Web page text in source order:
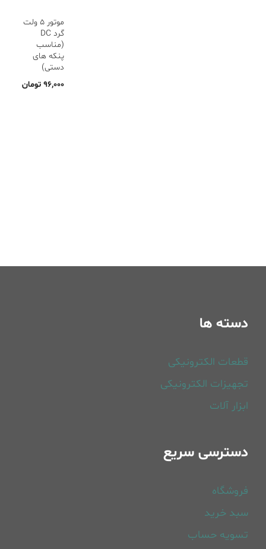
موتور 5 ولت
گرد DC
(مناسب
پنکه های
دستی)
۹۶,۰۰۰ تومان
دسته ها
قطعات الکترونیکی
تجهیزات الکترونیکی
ابزار آلات
دسترسی سریع
فروشگاه
سبد خرید
تسویه حساب